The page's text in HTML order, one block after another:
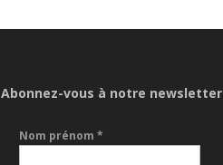
Abonnez-vous à notre newsletter
Nom prénom *